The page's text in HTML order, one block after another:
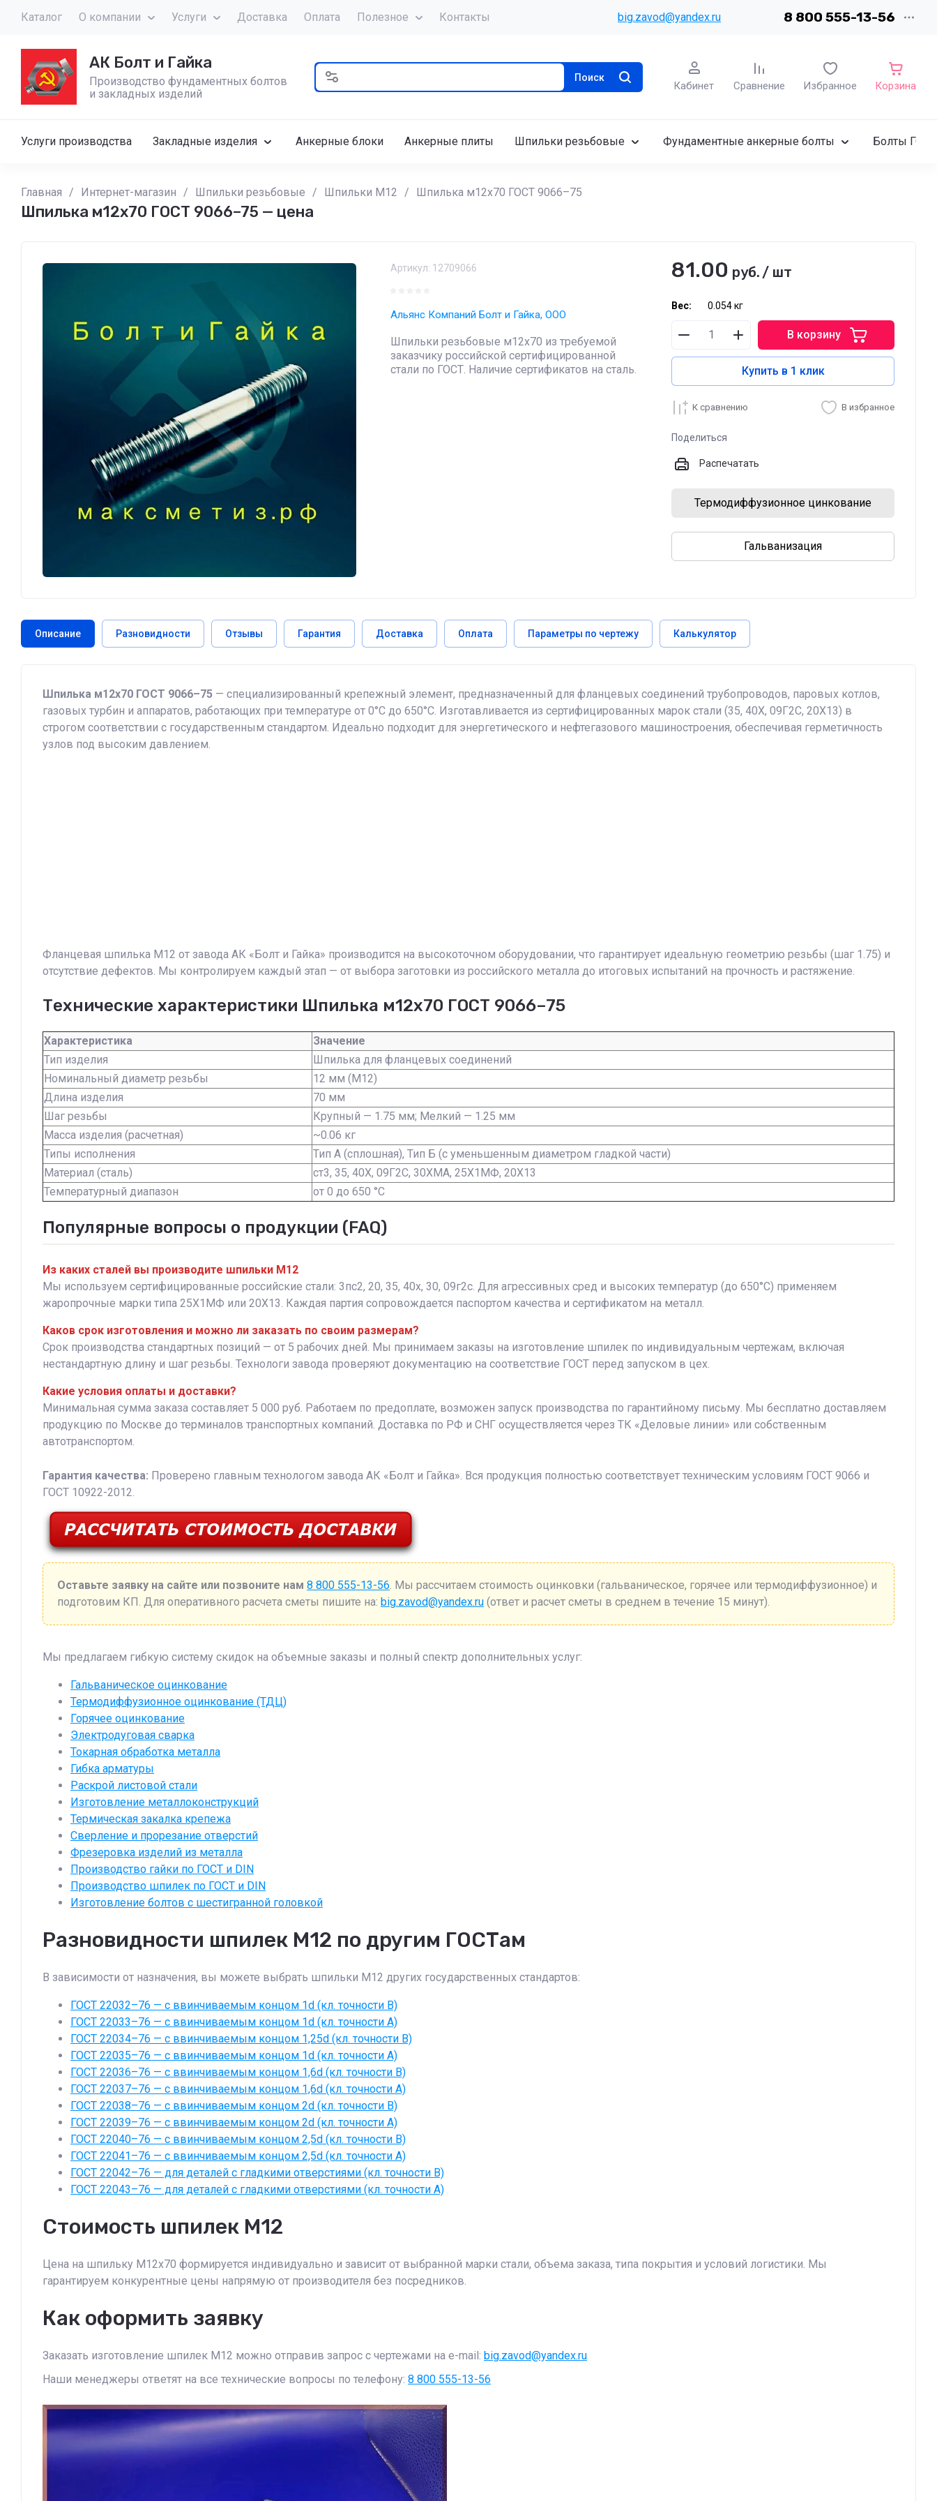
Каталог О компании Услуги Доставка Оплата Полезное Контакты big.zavod@yandex.ru 8 800 555-13-56
АК Болт и Гайка
Производство фундаментных болтов
и закладных изделий
Поиск
Кабинет Сравнение Избранное Корзина
Услуги производства Закладные изделия Анкерные блоки Анкерные плиты Шпильки резьбовые Фундаментные анкерные болты Болты
Главная / Интернет-магазин / Шпильки резьбовые / Шпильки М12 / Шпилька м12х70 ГОСТ 9066–75
Шпилька м12х70 ГОСТ 9066–75 — цена
Артикул: 12709066
Альянс Компаний Болт и Гайка, ООО
Шпильки резьбовые м12х70 из требуемой
заказчику российской сертифицированной
стали по ГОСТ. Наличие сертификатов на сталь.
81.00 руб. / шт
Вес: 0.054 кг
В корзину
Купить в 1 клик
К сравнению В избранное
Поделиться
Распечатать
Термодиффузионное цинкование
Гальванизация
Описание Разновидности Отзывы Гарантия Доставка Оплата Параметры по чертежу Калькулятор
Шпилька м12х70 ГОСТ 9066–75 — специализированный крепежный элемент, предназначенный для фланцевых соединений трубопроводов, паровых котлов,
газовых турбин и аппаратов, работающих при температуре от 0°C до 650°C. Изготавливается из сертифицированных марок стали (35, 40Х, 09Г2С, 20Х13) в
строгом соответствии с государственным стандартом. Идеально подходит для энергетического и нефтегазового машиностроения, обеспечивая герметичность
узлов под высоким давлением.
Фланцевая шпилька М12 от завода АК «Болт и Гайка» производится на высокоточном оборудовании, что гарантирует идеальную геометрию резьбы (шаг 1.75) и
отсутствие дефектов. Мы контролируем каждый этап — от выбора заготовки из российского металла до итоговых испытаний на прочность и растяжение.
Технические характеристики Шпилька м12х70 ГОСТ 9066–75
Характеристика
Значение
Тип изделия
Шпилька для фланцевых соединений
Номинальный диаметр резьбы
12 мм (М12)
Длина изделия
70 мм
Шаг резьбы
Крупный — 1.75 мм; Мелкий — 1.25 мм
Масса изделия (расчетная)
~0.06 кг
Типы исполнения
Тип А (сплошная), Тип Б (с уменьшенным диаметром гладкой части)
Материал (сталь)
ст3, 35, 40Х, 09Г2С, 30ХМА, 25Х1МФ, 20Х13
Температурный диапазон
от 0 до 650 °C
Популярные вопросы о продукции (FAQ)
Из каких сталей вы производите шпильки М12
Мы используем сертифицированные российские стали: 3пс2, 20, 35, 40х, 30, 09г2с. Для агрессивных сред и высоких температур (до 650°C) применяем
жаропрочные марки типа 25Х1МФ или 20Х13. Каждая партия сопровождается паспортом качества и сертификатом на металл.
Каков срок изготовления и можно ли заказать по своим размерам?
Срок производства стандартных позиций — от 5 рабочих дней. Мы принимаем заказы на изготовление шпилек по индивидуальным чертежам, включая
нестандартную длину и шаг резьбы. Технологи завода проверяют документацию на соответствие ГОСТ перед запуском в цех.
Какие условия оплаты и доставки?
Минимальная сумма заказа составляет 5 000 руб. Работаем по предоплате, возможен запуск производства по гарантийному письму. Мы бесплатно доставляем
продукцию по Москве до терминалов транспортных компаний. Доставка по РФ и СНГ осуществляется через ТК «Деловые линии» или собственным
автотранспортом.
Гарантия качества: Проверено главным технологом завода АК «Болт и Гайка». Вся продукция полностью соответствует техническим условиям ГОСТ 9066 и
ГОСТ 10922-2012.
Оставьте заявку на сайте или позвоните нам 8 800 555-13-56. Мы рассчитаем стоимость оцинковки (гальваническое, горячее или термодиффузионное) и
подготовим КП. Для оперативного расчета сметы пишите на: big.zavod@yandex.ru (ответ и расчет сметы в среднем в течение 15 минут).
Мы предлагаем гибкую систему скидок на объемные заказы и полный спектр дополнительных услуг:
Гальваническое оцинкование
Термодиффузионное оцинкование (ТДЦ)
Горячее оцинкование
Электродуговая сварка
Токарная обработка металла
Гибка арматуры
Раскрой листовой стали
Изготовление металлоконструкций
Термическая закалка крепежа
Сверление и прорезание отверстий
Фрезеровка изделий из металла
Производство гайки по ГОСТ и DIN
Производство шпилек по ГОСТ и DIN
Изготовление болтов с шестигранной головкой
Разновидности шпилек М12 по другим ГОСТам
В зависимости от назначения, вы можете выбрать шпильки М12 других государственных стандартов:
ГОСТ 22032–76 — с ввинчиваемым концом 1d (кл. точности В)
ГОСТ 22033–76 — с ввинчиваемым концом 1d (кл. точности А)
ГОСТ 22034–76 — с ввинчиваемым концом 1,25d (кл. точности В)
ГОСТ 22035–76 — с ввинчиваемым концом 1d (кл. точности А)
ГОСТ 22036–76 — с ввинчиваемым концом 1,6d (кл. точности В)
ГОСТ 22037–76 — с ввинчиваемым концом 1,6d (кл. точности А)
ГОСТ 22038–76 — с ввинчиваемым концом 2d (кл. точности В)
ГОСТ 22039–76 — с ввинчиваемым концом 2d (кл. точности А)
ГОСТ 22040–76 — с ввинчиваемым концом 2,5d (кл. точности В)
ГОСТ 22041–76 — с ввинчиваемым концом 2,5d (кл. точности А)
ГОСТ 22042–76 — для деталей с гладкими отверстиями (кл. точности В)
ГОСТ 22043–76 — для деталей с гладкими отверстиями (кл. точности А)
Стоимость шпилек М12
Цена на шпильку М12х70 формируется индивидуально и зависит от выбранной марки стали, объема заказа, типа покрытия и условий логистики. Мы
гарантируем конкурентные цены напрямую от производителя без посредников.
Как оформить заявку
Заказать изготовление шпилек М12 можно отправив запрос с чертежами на e-mail: big.zavod@yandex.ru
Наши менеджеры ответят на все технические вопросы по телефону: 8 800 555-13-56